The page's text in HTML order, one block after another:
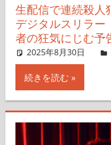
生配信で連続殺
デジタルスリラー
者の狂気にじむ予
2025年8月30日
続きを読む